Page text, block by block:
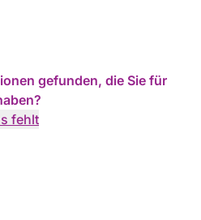
gefunden, die Sie für
fehlt